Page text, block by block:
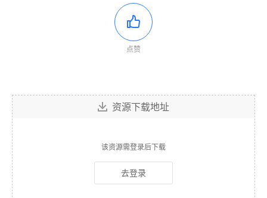
点赞
资源下载地址
该资源需登录后下载
去登录